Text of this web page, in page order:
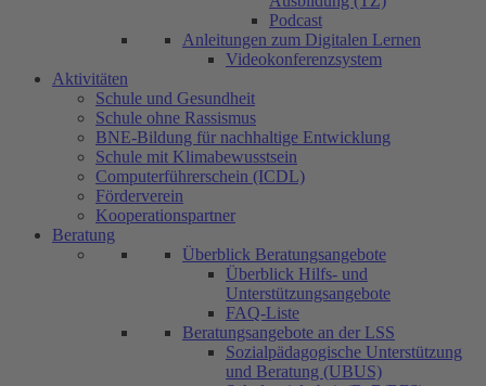
Podcast
Anleitungen zum Digitalen Lernen
Videokonferenzsystem
Aktivitäten
Schule und Gesundheit
Schule ohne Rassismus
BNE-Bildung für nachhaltige Entwicklung
Schule mit Klimabewusstsein
Computerführerschein (ICDL)
Förderverein
Kooperationspartner
Beratung
Überblick Beratungsangebote
Überblick Hilfs- und
Unterstützungsangebote
FAQ-Liste
Beratungsangebote an der LSS
Sozialpädagogische Unterstützung
und Beratung (UBUS)